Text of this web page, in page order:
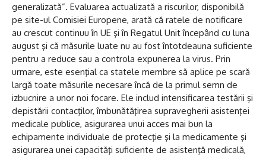
generalizată”. Evaluarea actualizată a riscurilor, disponibilă
pe site-ul Comisiei Europene, arată că ratele de notificare
au crescut continuu în UE şi în Regatul Unit începând cu luna
august şi că măsurile luate nu au fost întotdeauna suficiente
pentru a reduce sau a controla expunerea la virus. Prin
urmare, este esenţial ca statele membre să aplice pe scară
largă toate măsurile necesare încă de la primul semn de
izbucnire a unor noi focare. Ele includ intensificarea testării şi
depistării contacţilor, îmbunătăţirea supravegherii asistenţei
medicale publice, asigurarea unui acces mai bun la
echipamente individuale de protecţie şi la medicamente şi
asigurarea unei capacităţi suficiente de asistenţă medicală,